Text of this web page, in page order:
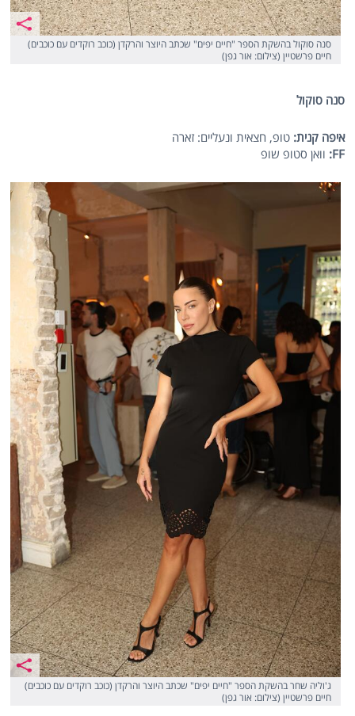
סנה סוקול בהשקת הספר "חיים יפים" שכתב היוצר והרקדן (כוכב רוקדים עם כוכבים)
חיים פרשטיין (צילום: אור גפן)
סנה סוקול
איפה קנית: טופ, חצאית ונעליים: זארה
FF
: וואן סטופ שופ
ג'וליה שחר בהשקת הספר "חיים יפים" שכתב היוצר והרקדן (כוכב רוקדים עם כוכבים)
חיים פרשטיין (צילום: אור גפן)